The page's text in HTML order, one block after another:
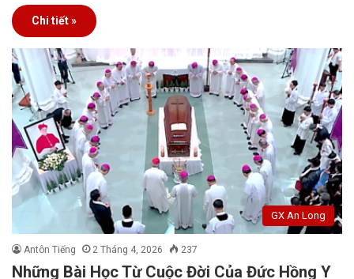
Chi tiết »
GX An Long
Antôn Tiếng 2 Tháng 4, 2026 237
Những Bài Học Từ Cuộc Đời Của Đức Hồng Y